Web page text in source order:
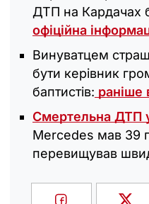
ДТП на Кардачах
офіційна
Винуватцем
бути керівник
баптистів: раніше
Смертельна ДТП
Mercedes мав 39
перевищував